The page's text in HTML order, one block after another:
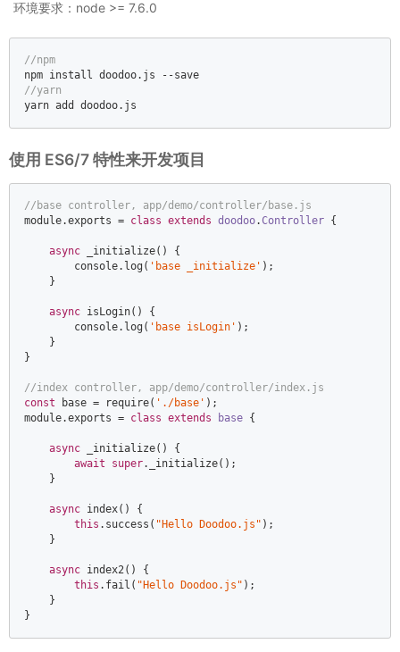
环境要求：node >= 7.6.0
//npm
//yarn
yarn add doodoo.js
使用 ES6/7 特性来开发项目
//base controller, app/demo/controller/base.js
module.exports = class extends doodoo.Controller {
async _initialize() {
console.log( 'base _initialize' );
    }
async isLogin() {
console.log( 'base isLogin' );
    }
}
//index controller, app/demo/controller/index.js
const base = require( './base'
module.exports = class extends base {
async _initialize() {
await
super._initialize();
    }
async index() {
this .success( "Hello Doodoo.js" );
    }
async index2() {
this .fail( "Hello Doodoo.js" );
    }
}